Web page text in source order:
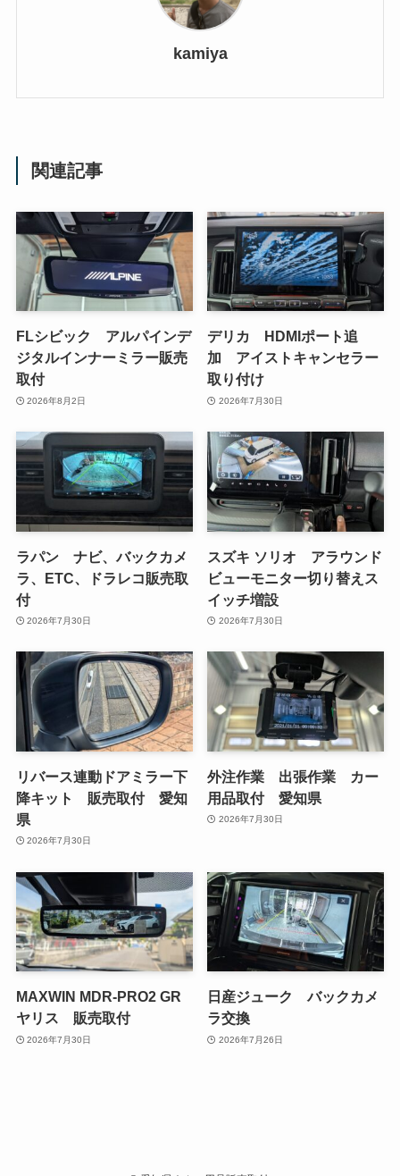
kamiya
関連記事
FLシビック アルパインデ
ジタルインナーミラー販売
取付
2026年8月2日
デリカ HDMIポート追
加 アイストキャンセラー
取り付け
2026年7月30日
ラパン ナビ、バックカメ
ラ、ETC、ドラレコ販売取
付
2026年7月30日
スズキ ソリオ アラウンド
ビューモニター切り替えス
イッチ増設
2026年7月30日
リバース連動ドアミラー下
降キット 販売取付 愛知
県
2026年7月30日
外注作業 出張作業 カー
用品取付 愛知県
2026年7月30日
MAXWIN MDR-PRO2 GR
ヤリス 販売取付
2026年7月30日
日産ジューク バックカメ
ラ交換
2026年7月26日